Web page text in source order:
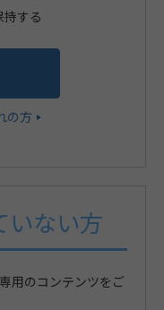
持する
の方
いない方
用のコンテンツをご